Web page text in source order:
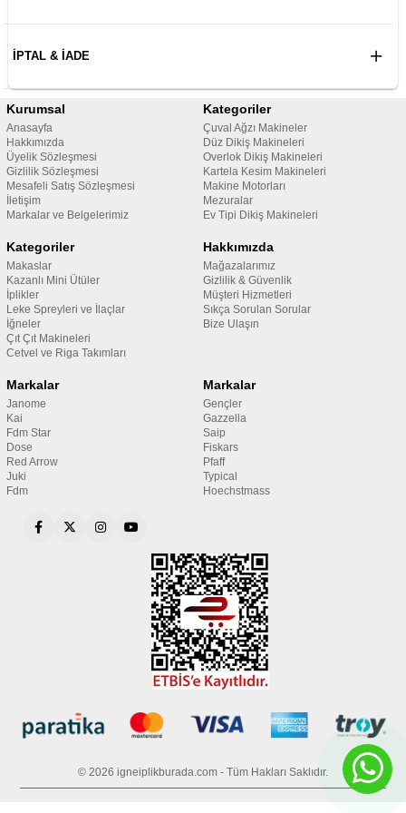
İPTAL & İADE
Kurumsal
Anasayfa
Hakkımızda
Üyelik Sözleşmesi
Gizlilik Sözleşmesi
Mesafeli Satış Sözleşmesi
İletişim
Markalar ve Belgelerimiz
Kategoriler
Çuval Ağzı Makineler
Düz Dikiş Makineleri
Overlok Dikiş Makineleri
Kartela Kesim Makineleri
Makine Motorları
Mezuralar
Ev Tipi Dikiş Makineleri
Kategoriler
Makaslar
Kazanlı Mini Ütüler
İplikler
Leke Spreyleri ve İlaçlar
İğneler
Çıt Çıt Makineleri
Cetvel ve Riga Takımları
Hakkımızda
Mağazalarımız
Gizlilik & Güvenlik
Müşteri Hizmetleri
Sıkça Sorulan Sorular
Bize Ulaşın
Markalar
Janome
Kai
Fdm Star
Dose
Red Arrow
Juki
Fdm
Markalar
Gençler
Gazzella
Saip
Fiskars
Pfaff
Typical
Hoechstmass
© 2026 igneiplikburada.com - Tüm Hakları Saklıdır.